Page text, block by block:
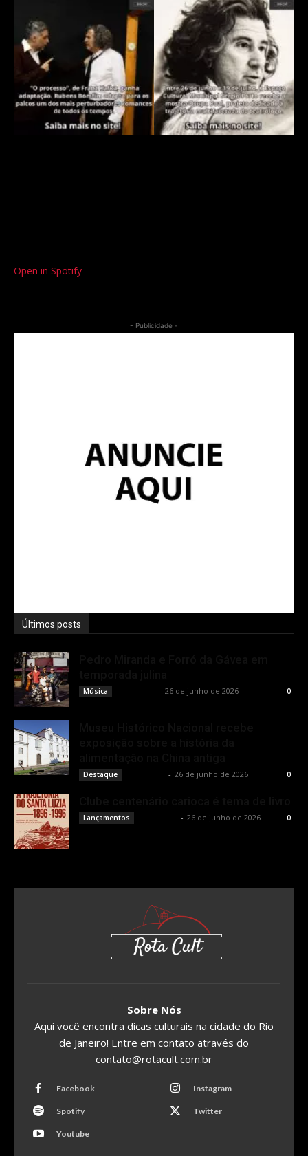
Open in Spotify
- Publicidade -
Últimos posts
Música - 26 de junho de 2026 0
Destaque - 26 de junho de 2026 0
Lançamentos - 26 de junho de 2026 0
Sobre Nós
Aqui você encontra dicas culturais na cidade do Rio
de Janeiro! Entre em contato através do
contato@rotacult.com.br
Facebook Instagram
Spotify Twitter
Youtube